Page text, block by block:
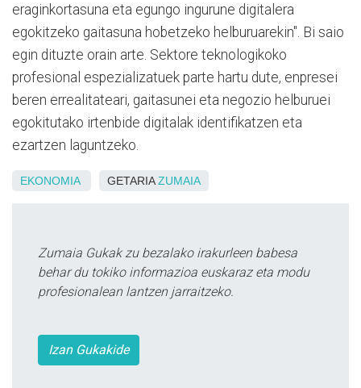
eraginkortasuna eta egungo ingurune digitalera
egokitzeko gaitasuna hobetzeko helburuarekin". Bi saio
egin dituzte orain arte. Sektore teknologikoko
profesional espezializatuek parte hartu dute, enpresei
beren errealitateari, gaitasunei eta negozio helburuei
egokitutako irtenbide digitalak identifikatzen eta
ezartzen laguntzeko.
EKONOMIA GETARIAZUMAIA
Zumaia Gukak zu bezalako irakurleen babesa
behar du tokiko informazioa euskaraz eta modu
profesionalean lantzen jarraitzeko.
Izan Gukakide